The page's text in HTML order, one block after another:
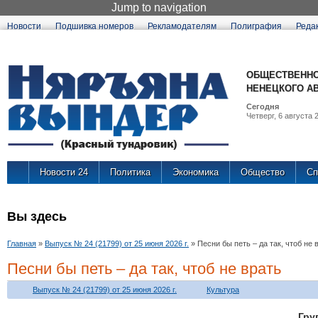
Jump to navigation
Новости Подшивка номеров Рекламодателям Полиграфия
НЕНЕЦКОГО
Сегодня
Четверг, 6 августа
Новости 24 Политика Экономика Общество
Вы здесь
Главная » Выпуск № 24 (21799) от 25 июня 2026 г. » Песни бы петь – да так, чтоб не
Песни бы петь – да так, чтоб не врать
Выпуск № 24 (21799) от 25 июня 2026 г. Культура